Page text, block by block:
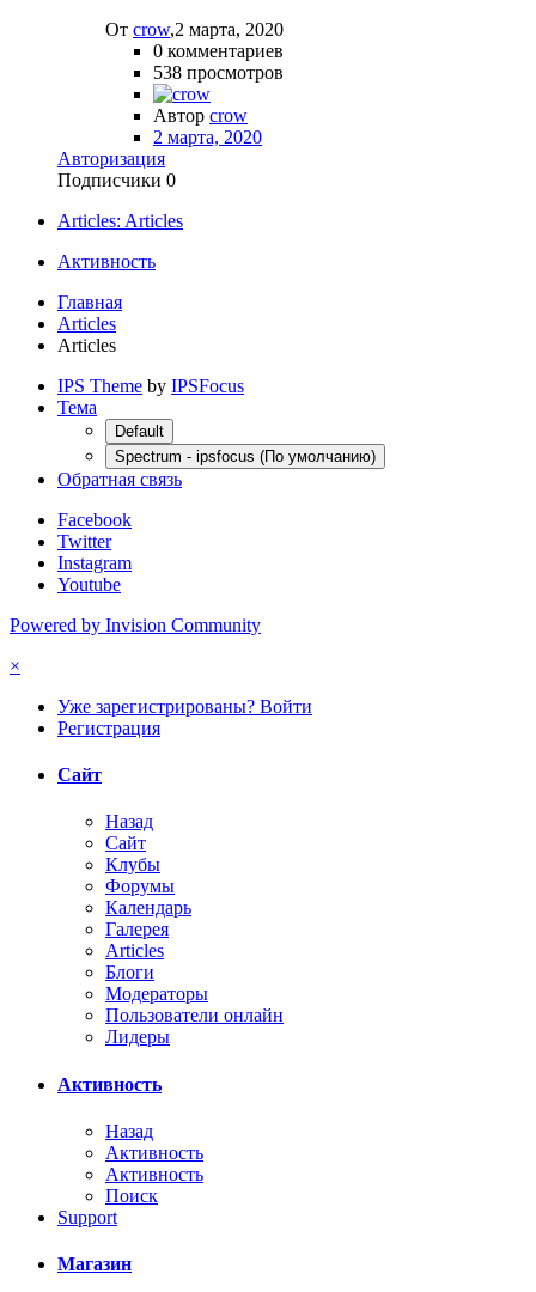
От crow,2 марта, 2020
0 комментариев
538 просмотров
Автор crow
2 марта, 2020
Авторизация
Подписчики 0
Articles: Articles
Активность
Главная
Articles
Articles
IPS Theme by IPSFocus
Тема
Default
Spectrum - ipsfocus (По умолчанию)
Обратная связь
Facebook
Twitter
Instagram
Youtube
Powered by Invision Community
×
Уже зарегистрированы? Войти
Регистрация
Сайт
Назад
Сайт
Клубы
Форумы
Календарь
Галерея
Articles
Блоги
Модераторы
Пользователи онлайн
Лидеры
Активность
Назад
Активность
Активность
Поиск
Support
Магазин